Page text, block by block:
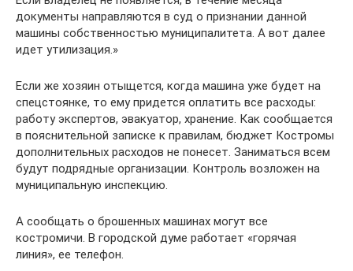
документы направляются в суд о признании данной
машины собственностью муниципалитета. А вот далее
идет утилизация.»
Если же хозяин отыщется, когда машина уже будет на
спецстоянке, то ему придется оплатить все расходы:
работу экспертов, эвакуатор, хранение. Как сообщается
в пояснительной записке к правилам, бюджет Костромы
дополнительных расходов не понесет. Заниматься всем
будут подрядные организации. Контроль возложен на
муниципальную инспекцию.
А сообщать о брошенных машинах могут все
костромичи. В городской думе работает «горячая
линия», ее телефон.